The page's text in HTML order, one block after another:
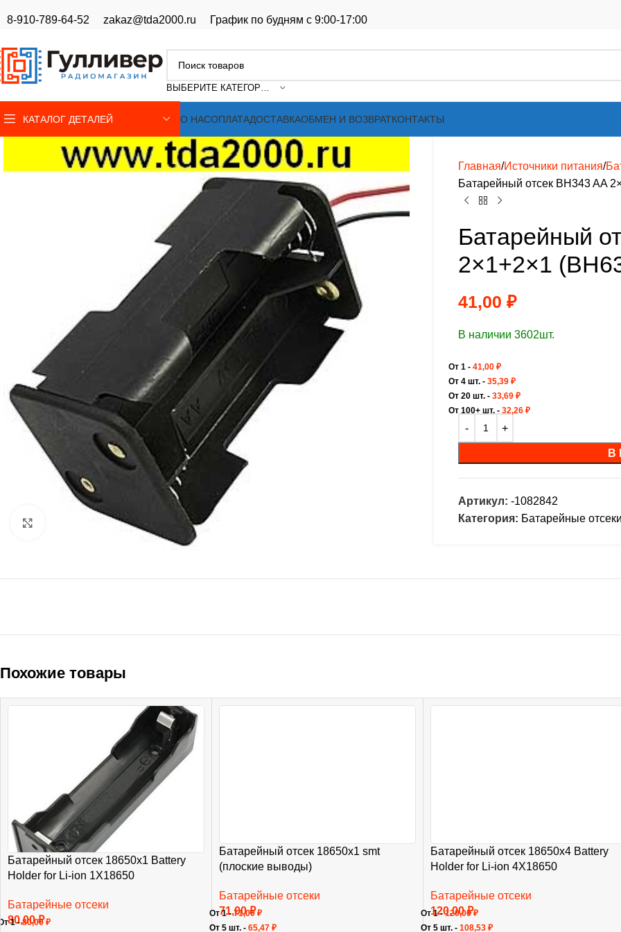
8-910-789-64-52 zakaz@tda2000.ru График по будням с 9:00-17:00
ВЫБЕРИТЕ КАТЕГОРИЮ
КАТАЛОГ ДЕТАЛЕЙ О НАСОПЛАТАДОСТАВКАОБМЕН И ВОЗВРАТКОНТАКТЫ
Нажмите, чтобы увеличить
Главная Источники питания
Батарейный отсек BH343 AA
Батарейный
2×1+2×1
41,00 ₽
В наличии 3602шт.
От 1 - 41,00 ₽
От 4 шт. - 35,39 ₽
От 20 шт. - 33,69 ₽
От 100+ шт. - 32,26 ₽
В
Артикул: -1082842
Категория: Батарейные отсеки
Похожие товары
Батарейный отсек 18650х1 Battery
Holder for Li-ion 1X18650
Батарейные отсеки
80,00₽
1 -80,00₽
Батарейный отсек 18650х1 smt
(плоские выводы)
Батарейные отсеки
71,00₽
От 1 -71,00₽
От 5 шт. - 65,47 ₽
Батарейный отсек 18650х4 Battery
Holder for Li-ion 4X18650
Батарейные отсеки
120,00₽
От 1 -120,00₽
От 5 шт. - 108,53 ₽